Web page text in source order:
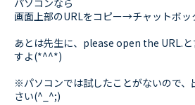
パソコンなら
画面上部のURLをコピー→チャットボッ
あとは先生に、please open the URL.
すよ(*^^*)
※パソコンでは試したことがないので、
さい(^_^;)